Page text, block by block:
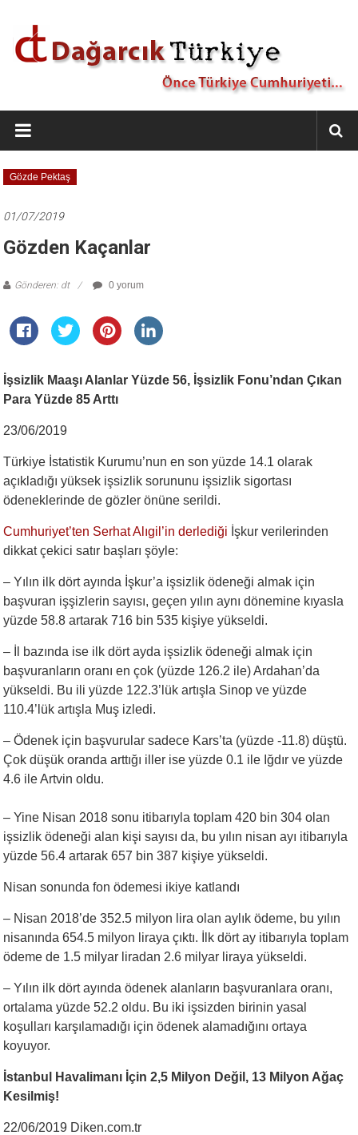
Dağarcık
Türkiye
Önce
Türkiye
Gözde Pektaş
01/07/2019
Gözden Kaçanlar
Gönderen: dt 0 yorum
İşsizlik Maaşı Alanlar Yüzde 56, İşsizlik Fonu’ndan Çıkan
Para Yüzde 85 Arttı
23/06/2019
Türkiye İstatistik Kurumu’nun en son yüzde 14.1 olarak
açıkladığı yüksek işsizlik sorununu işsizlik sigortası
ödeneklerinde de gözler önüne serildi.
Cumhuriyet’ten Serhat Alıgil’in derlediği İşkur verilerinden
dikkat çekici satır başları şöyle:
– Yılın ilk dört ayında İşkur’a işsizlik ödeneği almak için
başvuran işşizlerin sayısı, geçen yılın aynı dönemine kıyasla
yüzde 58.8 artarak 716 bin 535 kişiye yükseldi.
– İl bazında ise ilk dört ayda işsizlik ödeneği almak için
başvuranların oranı en çok (yüzde 126.2 ile) Ardahan’da
yükseldi. Bu ili yüzde 122.3’lük artışla Sinop ve yüzde
110.4’lük artışla Muş izledi.
– Ödenek için başvurular sadece Kars’ta (yüzde -11.8) düştü.
Çok düşük oranda arttığı iller ise yüzde 0.1 ile Iğdır ve yüzde
4.6 ile Artvin oldu.
– Yine Nisan 2018 sonu itibarıyla toplam 420 bin 304 olan
işsizlik ödeneği alan kişi sayısı da, bu yılın nisan ayı itibarıyla
yüzde 56.4 artarak 657 bin 387 kişiye yükseldi.
Nisan sonunda fon ödemesi ikiye katlandı
– Nisan 2018’de 352.5 milyon lira olan aylık ödeme, bu yılın
nisanında 654.5 milyon liraya çıktı. İlk dört ay itibarıyla toplam
ödeme de 1.5 milyar liradan 2.6 milyar liraya yükseldi.
– Yılın ilk dört ayında ödenek alanların başvuranlara oranı,
ortalama yüzde 52.2 oldu. Bu iki işsizden birinin yasal
koşulları karşılamadığı için ödenek alamadığını ortaya
koyuyor.
İstanbul Havalimanı İçin 2,5 Milyon Değil, 13 Milyon Ağaç
Kesilmiş!
22/06/2019 Diken.com.tr